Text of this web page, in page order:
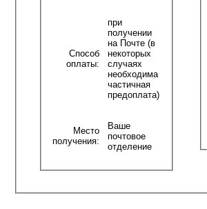
Способ
оплаты:
при
получении
на Почте (в
некоторых
случаях
необходима
частичная
предоплата)
Место
получения:
Ваше
почтовое
отделение